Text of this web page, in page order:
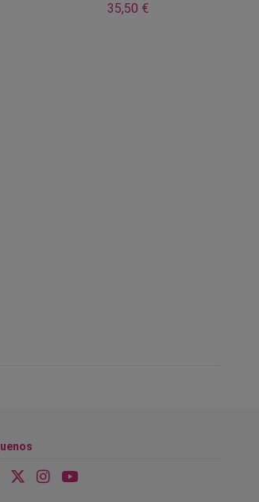
35,50 €